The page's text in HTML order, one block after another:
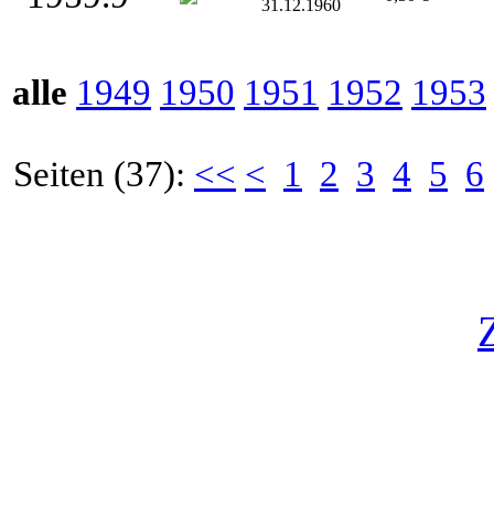
31.12.1960
alle 1949 1950 1951 1952 1953
Seiten (37): << < 1 2 3 4 5 6